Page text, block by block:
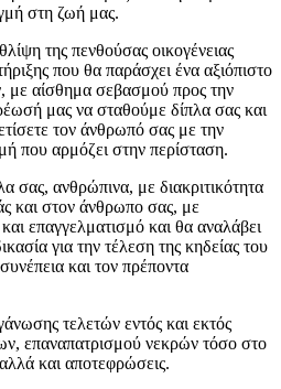
στη ζωή μας.
της πενθούσας οικογένειας
που θα παράσχει ένα αξιόπιστο
με αίσθημα σεβασμού προς την
μας να σταθούμε δίπλα σας και
τον άνθρωπό σας με την
που αρμόζει στην περίσταση.
σας, ανθρώπινα, με διακριτικότητα
και στον άνθρωπο σας, με
επαγγελματισμό και θα αναλάβει
για την τέλεση της κηδείας του
και τον πρέποντα
τελετών εντός και εκτός
επαναπατρισμού νεκρών τόσο στο
και αποτεφρώσεις.